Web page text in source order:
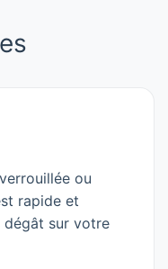
ou
rapide et
dégât sur votre